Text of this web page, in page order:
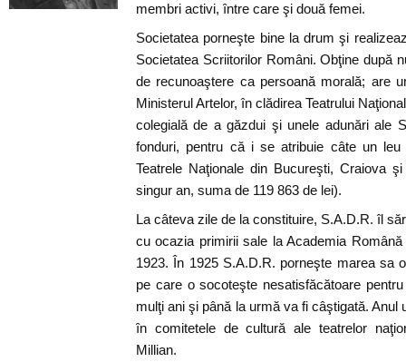
membri activi, între care şi două femei.
Societatea porneşte bine la drum şi
Societatea Scriitorilor Români. Obţine după
de recunoaştere ca persoană morală; are
Ministerul Artelor, în clădirea Teatrului
colegială de a găzdui şi unele adunări ale
fonduri, pentru că i se atribuie câte un
Teatrele Naţionale din Bucureşti, Craiova
singur an, suma de 119 863 de lei).
La câteva zile de la constituire, S.A.D.R. îl
cu ocazia primirii sale la Academia
1923. În 1925 S.A.D.R. porneşte marea sa
pe care o socoteşte nesatisfăcătoare
mulţi ani şi până la urmă va fi câştigată.
în comitetele de cultură ale teatrelor
Millian.